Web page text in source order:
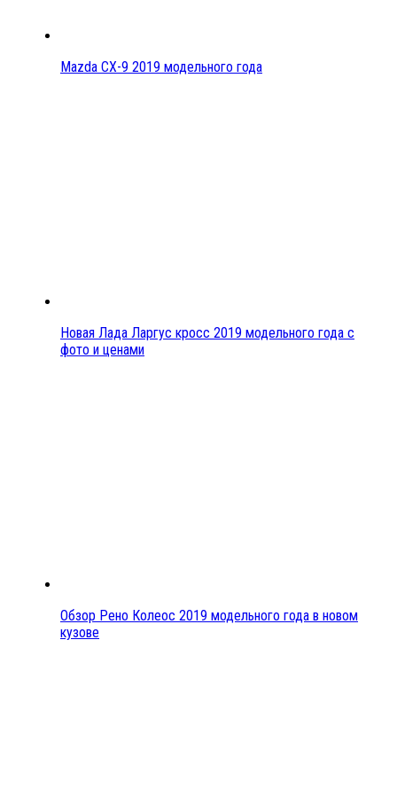
Mazda CX-9 2019 модельного года
Новая Лада Ларгус кросс 2019 модельного года с
фото и ценами
Обзор Рено Колеос 2019 модельного года в новом
кузове